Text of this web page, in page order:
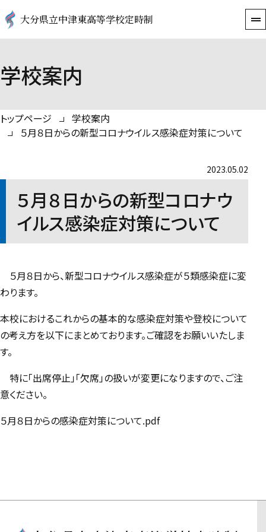
大分県立中津東高等学校定時制
学校案内
トップページ
学校案内
５月８日からの新型コロナウイルス感染症対策について
2023.05.02
５月８日からの新型コロナウ
イルス感染症対策について
５月８日から、新型コロナウイルス感染症が５類感染症に変
わります。
本校におけるこれからの基本的な感染症対策や登校について
の考え方を以下にまとめております。ご確認をお願いいたしま
す。
特に「出席停止」「欠席」の扱いが変更になりますので、ご注
意ください。
５月８日からの感染症対策について.pdf